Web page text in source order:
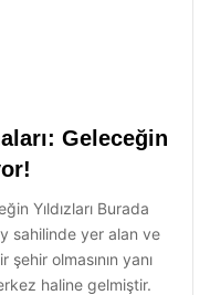
Geleceğin
Yıldızları Burada
sahilinde yer alan ve
olmasının yanı
haline gelmiştir.